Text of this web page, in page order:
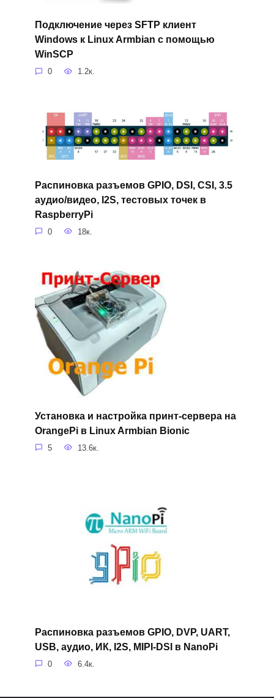
Подключение через SFTP клиент
Windows к Linux Armbian с помощью
WinSCP
0 1.2к.
Распиновка разъемов GPIO, DSI, CSI, 3.5
аудио/видео, I2S, тестовых точек в
RaspberryPi
0 18к.
Установка и настройка принт-сервера на
OrangePi в Linux Armbian Bionic
5 13.6к.
Распиновка разъемов GPIO, DVP, UART,
USB, аудио, ИК, I2S, MIPI-DSI в NanoPi
0 6.4к.